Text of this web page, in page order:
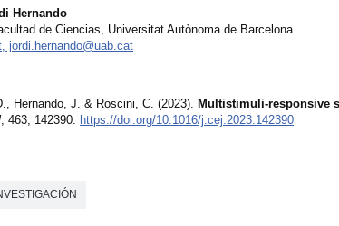
Hernando
de Ciencias, Universitat Autònoma de Barcelona
jordi.hernando@uab.cat
Hernando, J. & Roscini, C. (2023). Multistimuli-responsive
, 463, 142390. https://doi.org/10.1016/j.cej.2023.142390